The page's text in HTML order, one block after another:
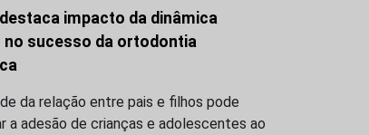
impacto da dinâmica
sucesso da ortodontia
da relação entre pais e filhos pode
a adesão de crianças e adolescentes ao